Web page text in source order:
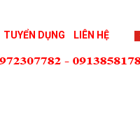
TUYỂN DỤNG LIÊN HỆ